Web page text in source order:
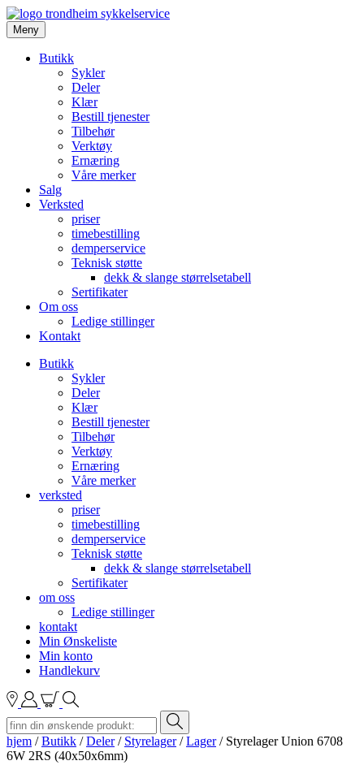
Meny
Butikk
Sykler
Deler
Klær
Bestill tjenester
Tilbehør
Verktøy
Ernæring
Våre merker
Salg
Verksted
priser
timebestilling
demperservice
Teknisk støtte
dekk & slange størrelsetabell
Sertifikater
Om oss
Ledige stillinger
Kontakt
Butikk
Sykler
Deler
Klær
Bestill tjenester
Tilbehør
Verktøy
Ernæring
Våre merker
verksted
priser
timebestilling
demperservice
Teknisk støtte
dekk & slange størrelsetabell
Sertifikater
om oss
Ledige stillinger
kontakt
Min Ønskeliste
Min konto
Handlekurv
hjem /Butikk /Deler/ Styrelager/Lager/ Styrelager Union 6708
6W 2RS (40x50x6mm)